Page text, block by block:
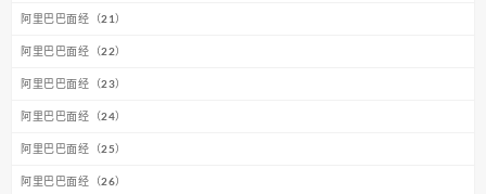
阿里巴巴面经（21）
阿里巴巴面经（22）
阿里巴巴面经（23）
阿里巴巴面经（24）
阿里巴巴面经（25）
阿里巴巴面经（26）